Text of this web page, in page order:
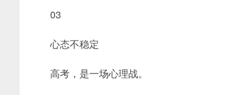
03
心态不稳定
高考，是一场心理战。